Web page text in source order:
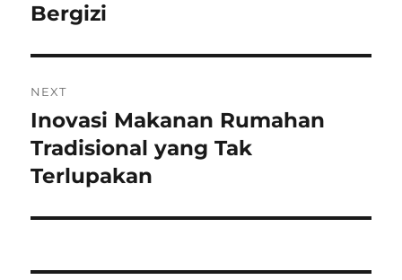
Bergizi
NEXT
Next
post:
Inovasi Makanan Rumahan
Tradisional yang Tak
Terlupakan